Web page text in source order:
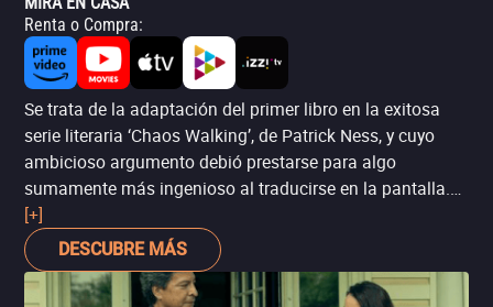
Renta o Compra:
Se trata de la adaptación del primer libro en la exitosa
serie literaria ‘Chaos Walking’, de Patrick Ness, y cuyo
ambicioso argumento debió prestarse para algo
sumamente más ingenioso al traducirse en la pantalla.
Por el contrario, ‘Caos: el inicio’, es como cualquier otra
adaptación cinematográfica de literatura juvenil en la
línea de ‘Los juegos del hambre’, más preocupada con la
acción en la que se involucran sus protagonistas
[+]
DESCUBRE MÁS